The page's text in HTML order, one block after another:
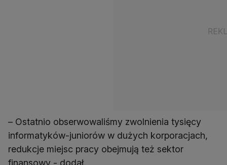
– Ostatnio obserwowaliśmy zwolnienia tysięcy
informatyków-juniorów w dużych korporacjach,
redukcje miejsc pracy obejmują też sektor
finansowy - dodał.